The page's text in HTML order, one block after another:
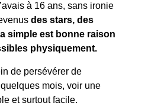
à 16 ans, sans ironie
des stars, des
simple est bonne raison
physiquement.
de persévérer de
mois, voir une
et surtout facile.